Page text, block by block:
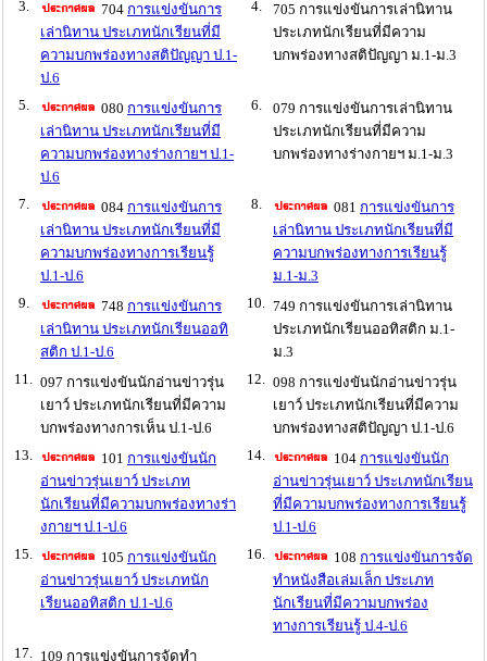
3. 704 การแข่งขันการ
เล่านิทาน ประเภทนักเรียนที่มี
ความบกพร่องทางสติปัญญา ป.1-
ป.6
4.
705 การแข่งขันการเล่านิทาน
ประเภทนักเรียนที่มีความ
บกพร่องทางสติปัญญา ม.1-ม.3
5. 080 การแข่งขันการ
เล่านิทาน ประเภทนักเรียนที่มี
ความบกพร่องทางร่างกายฯ ป.1-
ป.6
6.
079 การแข่งขันการเล่านิทาน
ประเภทนักเรียนที่มีความ
บกพร่องทางร่างกายฯ ม.1-ม.3
7. 084 การแข่งขันการ
เล่านิทาน ประเภทนักเรียนที่มี
ความบกพร่องทางการเรียนรู้
ป.1-ป.6
8. 081 การแข่งขันการ
เล่านิทาน ประเภทนักเรียนที่มี
ความบกพร่องทางการเรียนรู้
ม.1-ม.3
9.
748 การแข่งขันการ
เล่านิทาน ประเภทนักเรียนออทิ
สติก ป.1-ป.6
10. 749 การแข่งขันการเล่านิทาน
ประเภทนักเรียนออทิสติก ม.1-
ม.3
11. 097 การแข่งขันนักอ่านข่าวรุ่น
เยาว์ ประเภทนักเรียนที่มีความ
บกพร่องทางการเห็น ป.1-ป.6
12. 098 การแข่งขันนักอ่านข่าวรุ่น
เยาว์ ประเภทนักเรียนที่มีความ
บกพร่องทางสติปัญญา ป.1-ป.6
13.
101 การแข่งขันนัก
อ่านข่าวรุ่นเยาว์ ประเภท
นักเรียนที่มีความบกพร่องทางร่า
งกายฯ ป.1-ป.6
14. 104 การแข่งขันนัก
อ่านข่าวรุ่นเยาว์ ประเภทนักเรียน
ที่มีความบกพร่องทางการเรียนรู้
ป.1-ป.6
15.
105 การแข่งขันนัก
อ่านข่าวรุ่นเยาว์ ประเภทนัก
เรียนออทิสติก ป.1-ป.6
16. 108 การแข่งขันการจัด
ทำหนังสือเล่มเล็ก ประเภท
นักเรียนที่มีความบกพร่อง
ทางการเรียนรู้ ป.4-ป.6
17. 109 การแข่งขันการจัดทำ